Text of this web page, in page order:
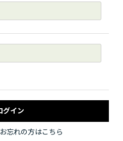
忘れの方はこちら